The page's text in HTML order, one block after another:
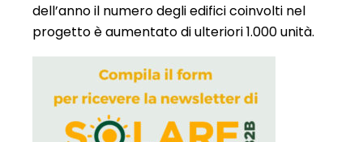
dell’anno il numero degli edifici coinvolti nel
progetto è aumentato di ulteriori 1.000 unità.